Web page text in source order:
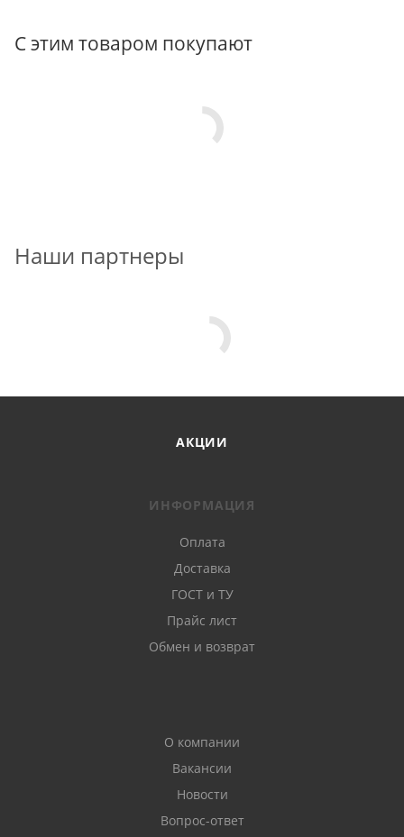
С этим товаром покупают
Наши партнеры
АКЦИИ
ИНФОРМАЦИЯ
Оплата
Доставка
ГОСТ и ТУ
Прайс лист
Обмен и возврат
О компании
Вакансии
Новости
Вопрос-ответ